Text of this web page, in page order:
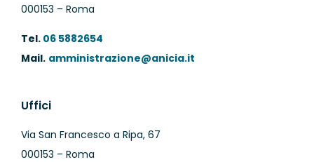
000153 – Roma
Tel.06 5882654
Mail. amministrazione@anicia.it
Uffici
Via San Francesco a Ripa, 67
000153 – Roma